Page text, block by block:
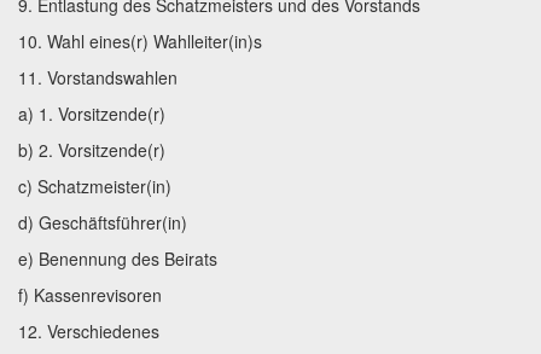
9. Entlastung des Schatzmeisters und des Vorstands
10. Wahl eines(r) Wahlleiter(in)s
11. Vorstandswahlen
a) 1. Vorsitzende(r)
b) 2. Vorsitzende(r)
c) Schatzmeister(in)
d) Geschäftsführer(in)
e) Benennung des Beirats
f) Kassenrevisoren
12. Verschiedenes